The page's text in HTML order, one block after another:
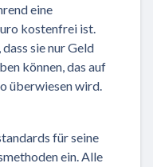
eine
kostenfrei ist.
sie nur Geld
können, das auf
überwiesen wird.
für seine
ein. Alle